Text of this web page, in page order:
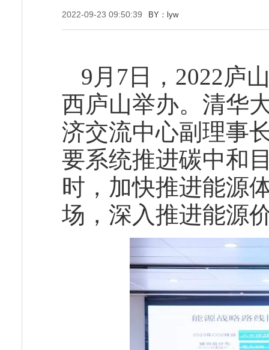
2022-09-23 09:50:39 BY：lyw
9月7日，2022庐
西庐山举办。清华
济交流中心副理事
要系统推进碳中和
时，加快推进能源
场，深入推进能源